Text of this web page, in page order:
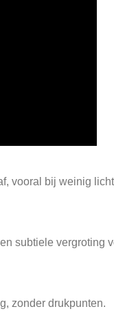
vooral bij weinig
subtiele vergroting
zonder drukpunten.